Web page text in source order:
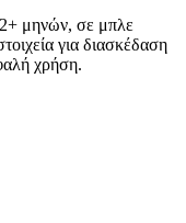
μηνών, σε μπλε
για διασκέδαση
χρήση.